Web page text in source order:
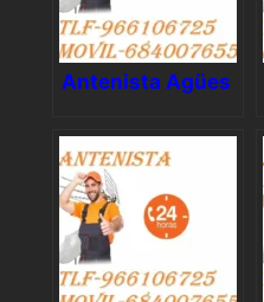
Antenista Agües